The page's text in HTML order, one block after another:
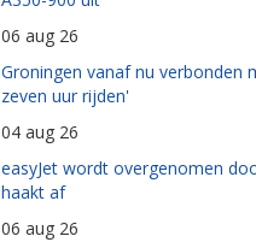
06 aug 26
Groningen vanaf nu verbonden
zeven uur rijden'
04 aug 26
easyJet wordt overgenomen
haakt af
06 aug 26